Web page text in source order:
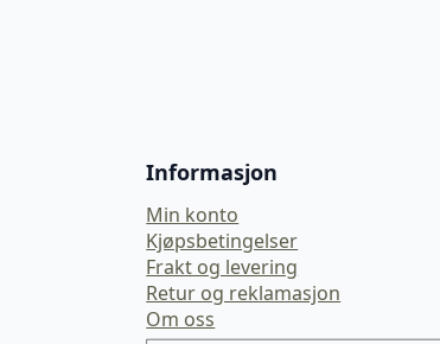
Informasjon
Min konto
Kjøpsbetingelser
Frakt og levering
Retur og reklamasjon
Om oss